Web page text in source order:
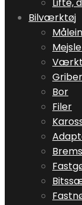
Lifte,
Bilværktøj
Bor
Filer